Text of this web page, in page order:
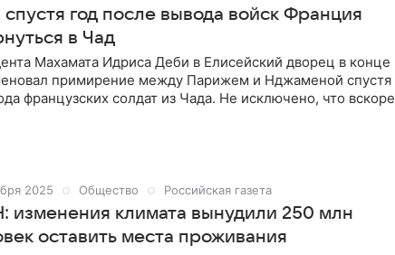
спустя год после вывода войск Франция
в Чад
Махамата Идриса Деби в Елисейский дворец в конце
примирение между Парижем и Нджаменой спустя
французских солдат из Чада. Не исключено, что вскоре
2025 Общество Российская газета
изменения климата вынудили 250 млн
оставить места проживания